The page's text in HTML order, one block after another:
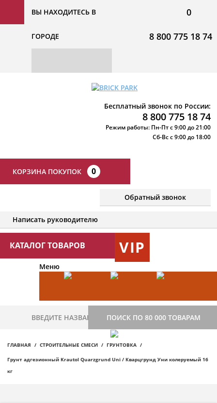
ВЫ НАХОДИТЕСЬ В
ГОРОДЕ
0
8 800 775 18 74
Бесплатный звонок по России:
8 800 775 18 74
Режим работы: Пн-Пт с 9:00 до 21:00
Сб-Вс с 9:00 до 18:00
КОРЗИНА ПОКУПОК 0
Обратный звонок
Написать руководителю
КАТАЛОГ ТОВАРОВ VIP
Меню
ПОИСК ПО 80 000 ТОВАРАМ
ГЛАВНАЯ СТРОИТЕЛЬНЫЕ СМЕСИ ГРУНТОВКА
Грунт адгезионный Krautol Quarzgrund Uni / Кварцгрунд Уни колеруемый 16
кг